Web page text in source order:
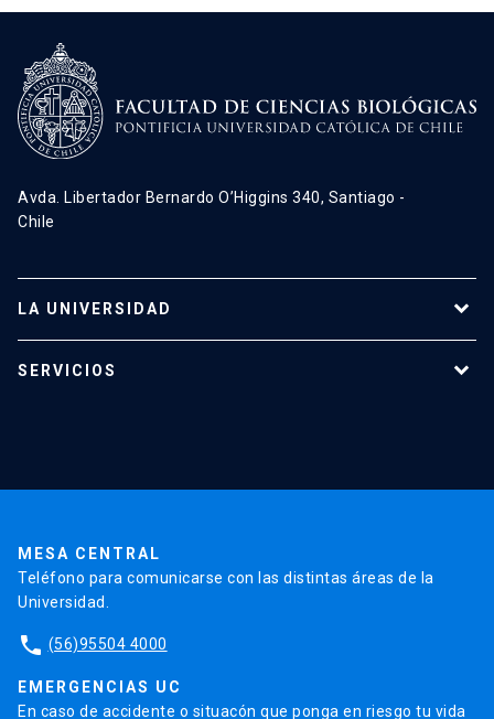
Avda. Libertador Bernardo O’Higgins 340, Santiago -
Chile
LA UNIVERSIDAD
SERVICIOS
MESA CENTRAL
Teléfono para comunicarse con las distintas áreas de la
Universidad.
phone (56)95504 4000
EMERGENCIAS UC
En caso de accidente o situacón que ponga en riesgo tu vida